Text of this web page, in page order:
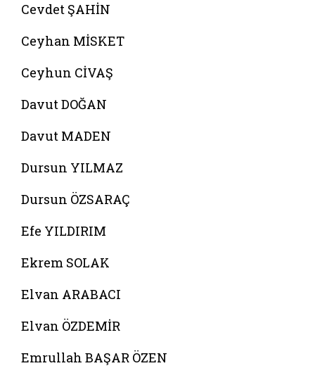
Cevdet ŞAHİN
Ceyhan MİSKET
Ceyhun CİVAŞ
Davut DOĞAN
Davut MADEN
Dursun YILMAZ
Dursun ÖZSARAÇ
Efe YILDIRIM
Ekrem SOLAK
Elvan ARABACI
Elvan ÖZDEMİR
Emrullah BAŞAR ÖZEN